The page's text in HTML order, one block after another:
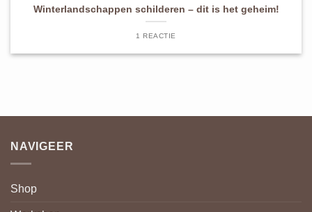
Winterlandschappen schilderen – dit is het geheim!
1 REACTIE
NAVIGEER
Shop